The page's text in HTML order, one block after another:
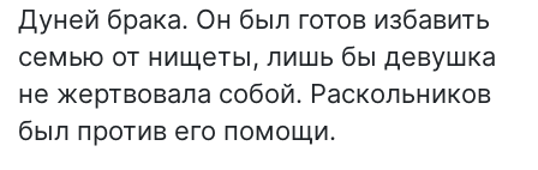
Дуней брака. Он был готов избавить
семью от нищеты, лишь бы девушка
не жертвовала собой. Раскольников
был против его помощи.